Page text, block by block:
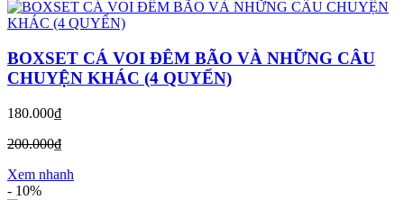
BOXSET CÁ VOI ĐÊM BÃO VÀ NHỮNG CÂU
CHUYỆN KHÁC (4 QUYỂN)
180.000₫
200.000₫
Xem nhanh
- 10%